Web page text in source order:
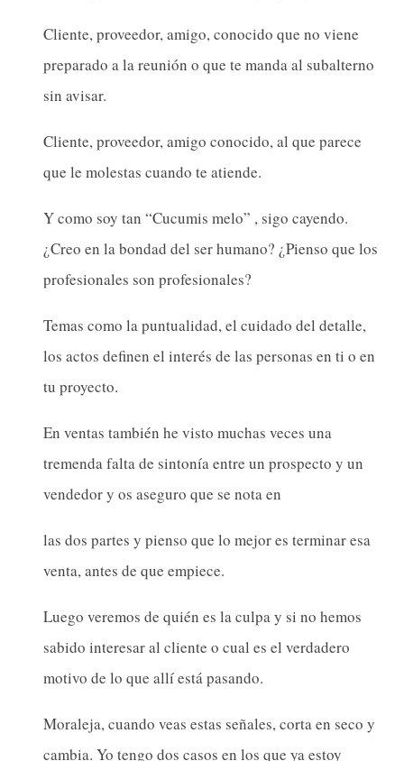
Cliente, proveedor, amigo, conocido que no viene
preparado a la reunión o que te manda al subalterno
sin avisar.
Cliente, proveedor, amigo conocido, al que parece
que le molestas cuando te atiende.
Y como soy tan “Cucumis melo” , sigo cayendo.
¿Creo en la bondad del ser humano? ¿Pienso que los
profesionales son profesionales?
Temas como la puntualidad, el cuidado del detalle,
los actos definen el interés de las personas en ti o en
tu proyecto.
En ventas también he visto muchas veces una
tremenda falta de sintonía entre un prospecto y un
vendedor y os aseguro que se nota en
las dos partes y pienso que lo mejor es terminar esa
venta, antes de que empiece.
Luego veremos de quién es la culpa y si no hemos
sabido interesar al cliente o cual es el verdadero
motivo de lo que allí está pasando.
Moraleja, cuando veas estas señales, corta en seco y
cambia. Yo tengo dos casos en los que ya estoy